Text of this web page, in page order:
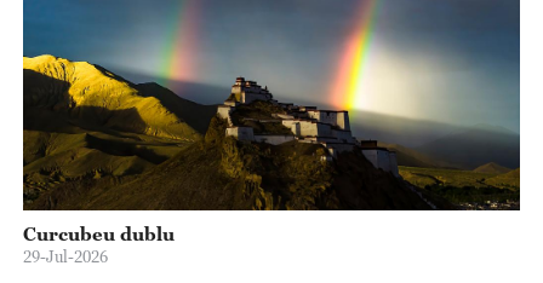
Curcubeu dublu
29-Jul-2026